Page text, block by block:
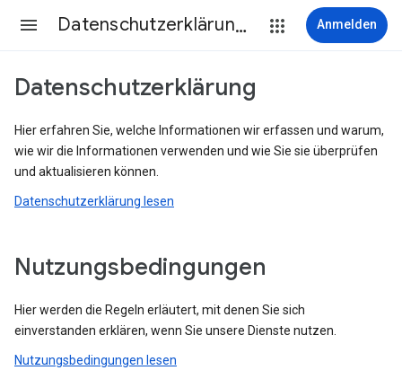
Datenschutzerklärung & Nutzungsbedingungen Anmelden
Datenschutzerklärung
Hier erfahren Sie, welche Informationen wir erfassen und warum,
wie wir die Informationen verwenden und wie Sie sie überprüfen
und aktualisieren können.
Datenschutzerklärung lesen
Nutzungsbedingungen
Hier werden die Regeln erläutert, mit denen Sie sich
einverstanden erklären, wenn Sie unsere Dienste nutzen.
Nutzungsbedingungen lesen